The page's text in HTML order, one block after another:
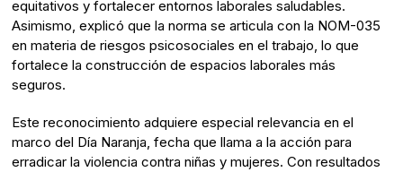
equitativos y fortalecer entornos laborales saludables.
Asimismo, explicó que la norma se articula con la NOM-035
en materia de riesgos psicosociales en el trabajo, lo que
fortalece la construcción de espacios laborales más
seguros.
Este reconocimiento adquiere especial relevancia en el
marco del Día Naranja, fecha que llama a la acción para
erradicar la violencia contra niñas y mujeres. Con resultados